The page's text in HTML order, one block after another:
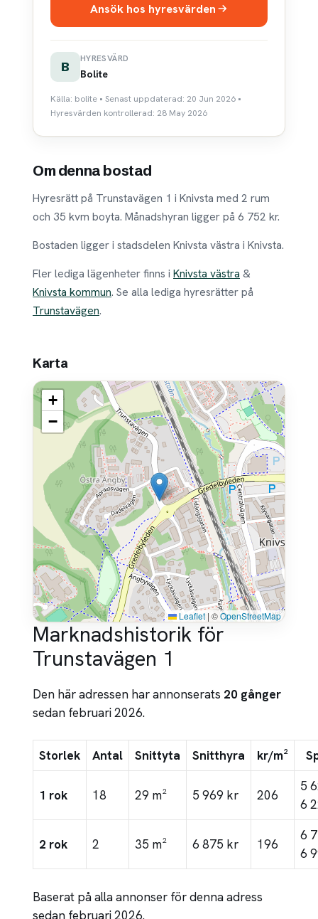
Ansök hos hyresvärden
B
HYRESVÄRD
Bolite
Källa: bolite • Senast uppdaterad: 20 Jun 2026 •
Hyresvärden kontrollerad: 28 May 2026
Om denna bostad
Hyresrätt på Trunstavägen 1 i Knivsta med 2 rum
och 35 kvm boyta. Månadshyran ligger på 6 752 kr.
Bostaden ligger i stadsdelen Knivsta västra i Knivsta.
Fler lediga lägenheter finns i Knivsta västra &
Knivsta kommun. Se alla lediga hyresrätter på
Trunstavägen.
Karta
+
−
Leaflet | ©OpenStreetMap
Marknadshistorik för
Trunstavägen 1
Den här adressen har annonserats 20 gånger
sedan februari 2026.
Storlek Antal Snittyta Snitthyra kr/m²
1 rok 18 29 m² 5 969 kr 206
5
6
2 rok 2 35 m² 6 875 kr 196
6
6
Baserat på alla annonser för denna adress
sedan februari 2026.